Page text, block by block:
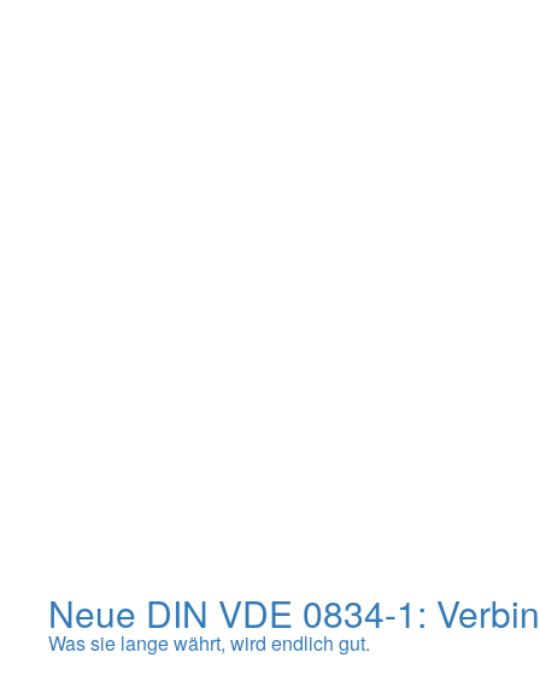
Neue DIN VDE 0834-1:
Was sie lange währt, wird endlich gut.